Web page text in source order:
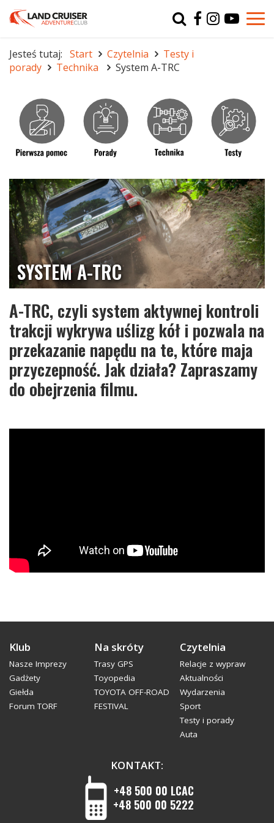
Jesteś tutaj: Start Czytelnia
Testy i
porady
Technika System A-TRC
SYSTEM A-TRC
A-TRC, czyli system aktywnej kontroli
trakcji wykrywa uślizg kół i pozwala na
przekazanie napędu na te, które maja
przyczepność. Jak działa? Zapraszamy
do obejrzenia filmu.
Klub
Nasze Imprezy
Gadżety
Giełda
Forum TORF
Na skróty
Trasy GPS
Toyopedia
TOYOTA OFF-ROAD
FESTIVAL
Czytelnia
Relacje z wypraw
Aktualności
Wydarzenia
Sport
Testy i porady
Auta
KONTAKT:
+48 500 00 LCAC
+48 500 00 5222